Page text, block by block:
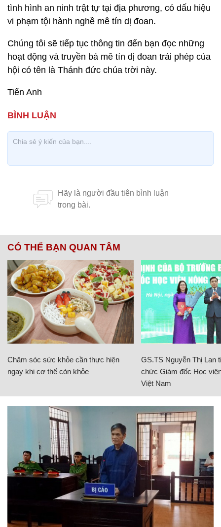
tình hình an ninh trật tự tại địa phương, có dấu hiệu
vi phạm tội hành nghề mê tín dị đoan.
Chúng tôi sẽ tiếp tục thông tin đến bạn đọc những
hoạt động và truyền bá mê tín dị đoan trái phép của
hội có tên là Thánh đức chúa trời này.
Tiến Anh
CÓ THỂ BẠN QUAN TÂM
Chăm sóc sức khỏe cần thực hiện
ngay khi cơ thể còn khỏe
GS.TS Nguyễn Thị Lan
chức Giám đốc Học
Việt Nam